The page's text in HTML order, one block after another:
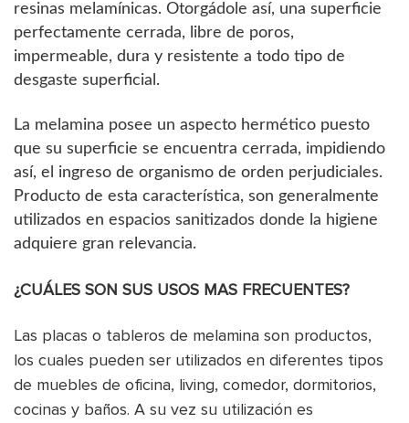
resinas melamínicas. Otorgádole así, una superficie
perfectamente cerrada, libre de poros,
impermeable, dura y resistente a todo tipo de
desgaste superficial.
La melamina posee un aspecto hermético puesto
que su superficie se encuentra cerrada, impidiendo
así, el ingreso de organismo de orden perjudiciales.
Producto de esta característica, son generalmente
utilizados en espacios sanitizados donde la higiene
adquiere gran relevancia.
¿CUÁLES SON SUS USOS MAS FRECUENTES?
Las placas o tableros de melamina son productos,
los cuales pueden ser utilizados en diferentes tipos
de muebles de oficina, living, comedor, dormitorios,
cocinas y baños. A su vez su utilización es